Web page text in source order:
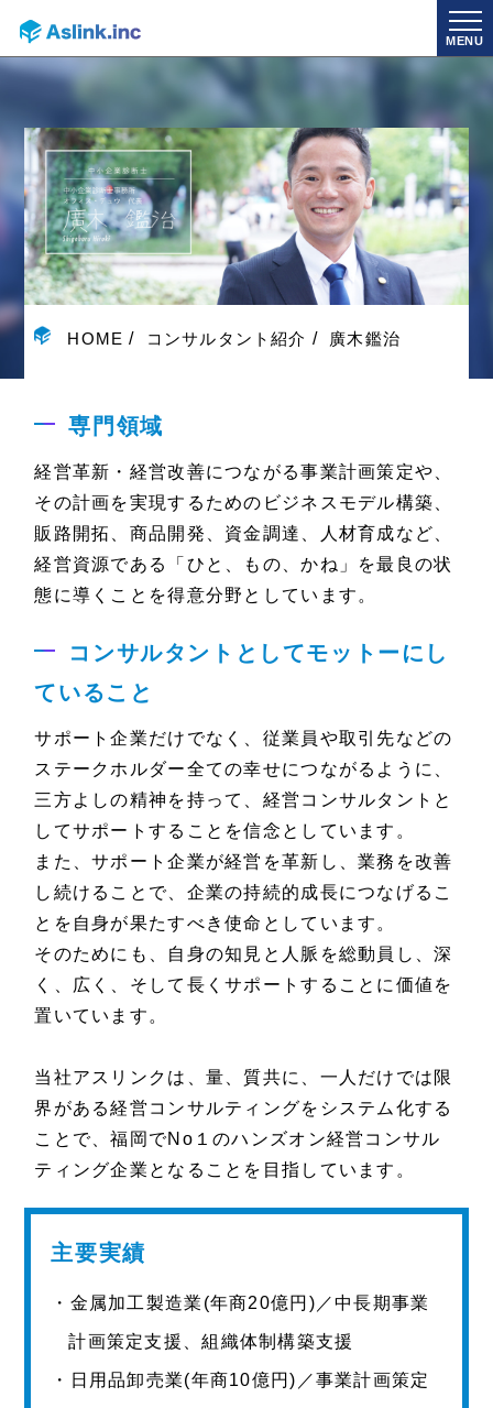
MENU
HOME コンサルタント紹介 廣木鑑治
専門領域
経営革新・経営改善につながる事業計画策定や、
その計画を実現するためのビジネスモデル構築、
販路開拓、商品開発、資金調達、人材育成など、
経営資源である「ひと、もの、かね」を最良の状
態に導くことを得意分野としています。
コンサルタントとしてモットーにし
ていること
サポート企業だけでなく、従業員や取引先などの
ステークホルダー全ての幸せにつながるように、
三方よしの精神を持って、経営コンサルタントと
してサポートすることを信念としています。
また、サポート企業が経営を革新し、業務を改善
し続けることで、企業の持続的成長につなげるこ
とを自身が果たすべき使命としています。
そのためにも、自身の知見と人脈を総動員し、深
く、広く、そして長くサポートすることに価値を
置いています。
当社アスリンクは、量、質共に、一人だけでは限
界がある経営コンサルティングをシステム化する
ことで、福岡でNo１のハンズオン経営コンサル
ティング企業となることを目指しています。
主要実績
・金属加工製造業(年商20億円)／中長期事業
計画策定支援、組織体制構築支援
・日用品卸売業(年商10億円)／事業計画策定